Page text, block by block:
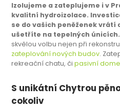
Izolujeme a zateplujeme i v
kvalitní hydroizolace.
se do vašich peněženek vrátí
ušetříte na tepelných únicích.
skvělou volbu nejen při
zateplování nových budov.
rekreační chatu, či pasivní
S unikátní Chytrou
cokoliv